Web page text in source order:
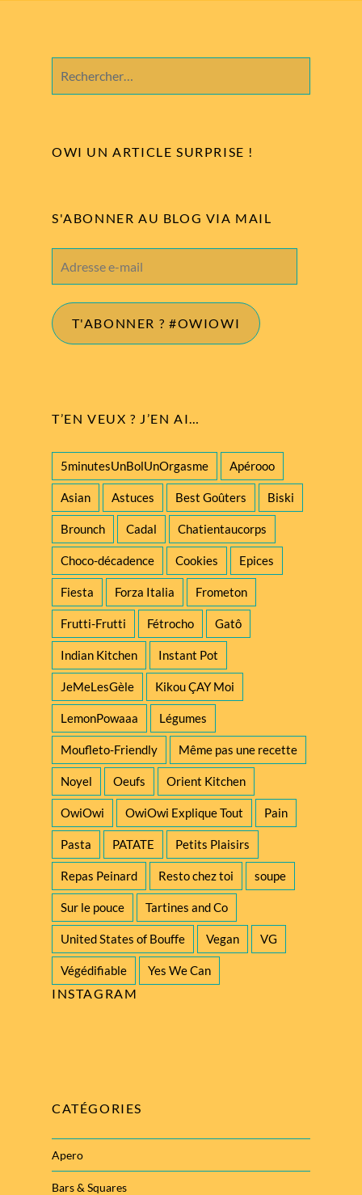
OWI UN ARTICLE SURPRISE !
S'ABONNER AU BLOG VIA MAIL
T'ABONNER ? #OWIOWI
T’EN VEUX ? J’EN AI…
5minutesUnBolUnOrgasme Apérooo
Asian Astuces Best Goûters Biski
Brounch Cadal Chatientaucorps
Choco-décadence Cookies Epices
Fiesta Forza Italia Frometon
Frutti-Frutti Fétrocho Gatô
Indian Kitchen Instant Pot
JeMeLesGèle Kikou ÇAY Moi
LemonPowaaa Légumes
Moufleto-Friendly Même pas une recette
Noyel Oeufs Orient Kitchen
OwiOwi OwiOwi Explique Tout Pain
Pasta PATATE Petits Plaisirs
Repas Peinard Resto chez toi soupe
Sur le pouce Tartines and Co
United States of Bouffe Vegan VG
Végédifiable Yes We Can
INSTAGRAM
CATÉGORIES
Apero
Bars & Squares